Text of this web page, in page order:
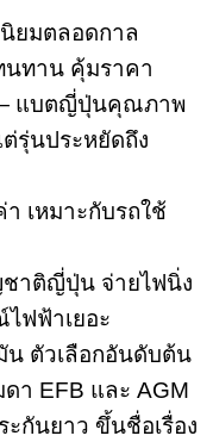
ยมตลอดกาล
ทาน คุ้มราคา
แบตญี่ปุ่นคุณภาพ
รุ่นประหยัดถึง
เหมาะกับรถใช้
าติญี่ปุ่น จ่ายไฟนิ่ง
ฟฟ้าเยอะ
น ตัวเลือกอันดับต้น
า EFB และ AGM
กันยาว ขึ้นชื่อเรื่อง